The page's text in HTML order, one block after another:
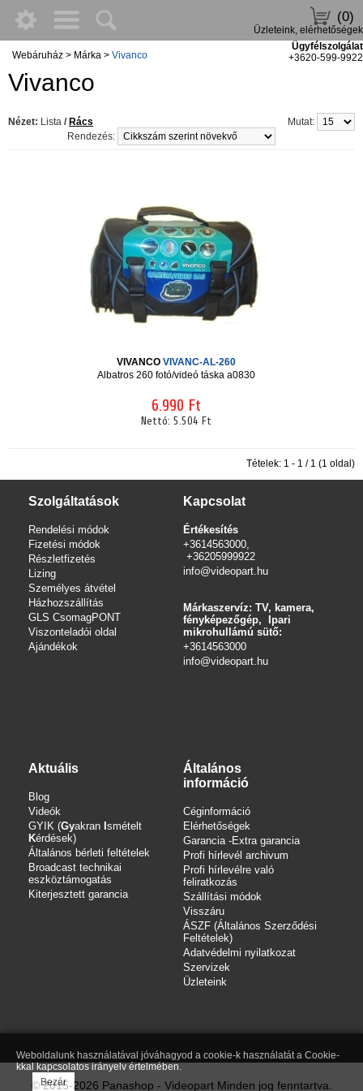
(0)
Üzleteink, elérhetőségek
Ügyfélszolgálat
+3620-599-9922
Webáruház > Márka > Vivanco
Vivanco
Nézet: Lista / Rács
Mutat:
Rendezés:
VIVANCO VIVANC-AL-260
Albatros 260 fotó/videó táska a0830
6.990 Ft
Nettó: 5.504 Ft
Tételek: 1 - 1 / 1 (1 oldal)
Szolgáltatások
Rendelési módok
Fizetési módok
Részletfizetés
Lizing
Személyes átvétel
Házhozszállítás
GLS CsomagPONT
Viszonteladói oldal
Ajándékok
Kapcsolat
Értékesítés
+3614563000,
+36205999922
info@videopart.hu
Márkaszervíz: TV, kamera,
fényképezőgép, Ipari
mikrohullámú sütő:
+3614563000
info@videopart.hu
Aktuális
Blog
Videók
GYIK (Gyakran smételt
Kérdések)
Általános bérleti feltételek
Broadcast technikai
eszköztámogatás
Kiterjesztett garancia
Általános
információ
Céginformáció
Elérhetőségek
Garancia -Extra garancia
Profi hírlevél archivum
Profi hírlevélre való
feliratkozás
Szállítási módok
Visszáru
ÁSZF (Általános Szerződési
Feltételek)
Adatvédelmi nyilatkozat
Szervizek
Üzleteink
© 2015-2026 Panashop - Videopart Minden jog fenntartva.
Weboldalunk használatával jóváhagyod a cookie-k használatát a Cookie-
kkal kapcsolatos irányelv értelmében.
Bezár